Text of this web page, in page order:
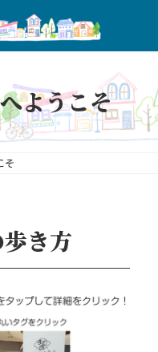
ようこそ
そ
き方